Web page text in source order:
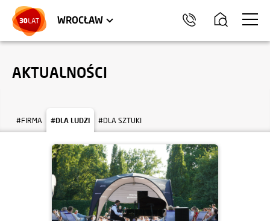
WROCŁAW
TRÓJMIASTO
AKTUALNOŚCI
#FIRMA #DLA LUDZI #DLA SZTUKI